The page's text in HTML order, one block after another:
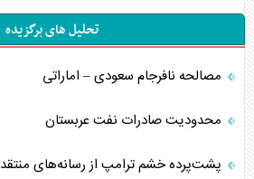
تحلیل های برگزیده
مصالحه نافرجام سعودی – اماراتی
محدودیت صادرات نفت عربستان
پشت‌پرده خشم ترامپ از رسانه‌های منتقد